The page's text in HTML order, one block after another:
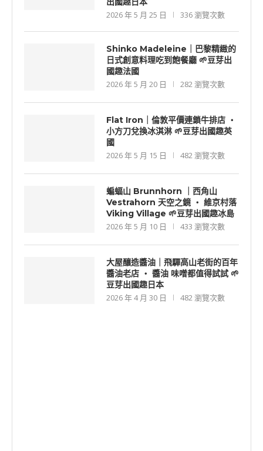
2026 年 5 月 25 日
336 瀏覽次數
Shinko Madeleine｜巴黎精緻的
日式創意料理吃到飽餐廳 🌱豆芽出
國趣法國
2026 年 5 月 20 日
282 瀏覽次數
Flat Iron｜倫敦平價連鎖牛排店 ‧
小方刀兌換冰淇淋 🌱豆芽出國趣英
國
2026 年 5 月 15 日
482 瀏覽次數
蝙蝠山 Brunnhorn ｜西角山
Vestrahorn 天空之鏡 ‧ 維京村落
Viking Village 🌱豆芽出國趣冰島
2026 年 5 月 10 日
433 瀏覽次數
大屋釀造醬油｜飛驒高山老街的百年
醬油老店 ‧ 醬油 味噌都值得試試 🌱
豆芽出國趣日本
2026 年 4 月 30 日
482 瀏覽次數